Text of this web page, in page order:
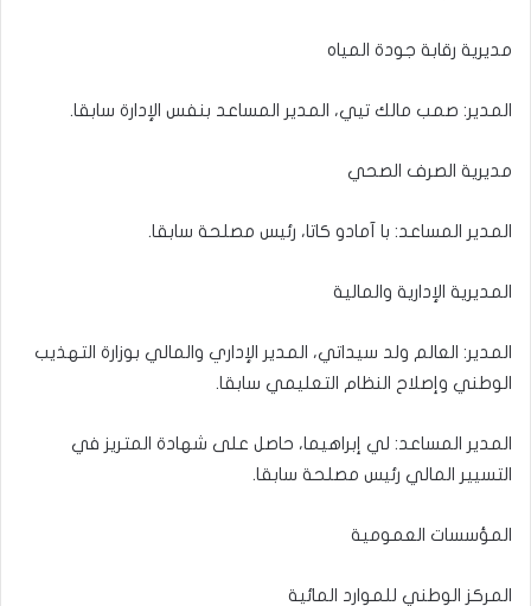
مديرية رقابة جودة المياه
المدير: صمب مالك تيي، المدير المساعد بنفس الإدارة سابقا.
مديرية الصرف الصحي
المدير المساعد: با آمادو كاتا، رئيس مصلحة سابقا.
المديرية الإدارية والمالية
المدير: العالم ولد سيداتي، المدير الإداري والمالي بوزارة التهذيب
الوطني وإصلاح النظام التعليمي سابقا.
المدير المساعد: لي إبراهيما، حاصل على شهادة المتريز في
التسيير المالي رئيس مصلحة سابقا.
المؤسسات العمومية
المركز الوطني للموارد المائية